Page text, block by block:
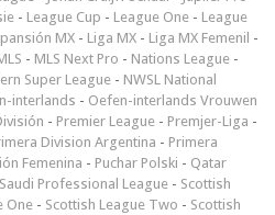
- League Cup - League One - League
MX - Liga MX - Liga MX Femenil -
- MLS Next Pro - Nations League -
Super League - NWSL National
interlands - Oefen-interlands Vrouwen
- Premier League - Premjer-Liga -
Division Argentina - Primera
Femenina - Puchar Polski - Qatar
Saudi Professional League - Scottish
One - Scottish League Two - Scottish